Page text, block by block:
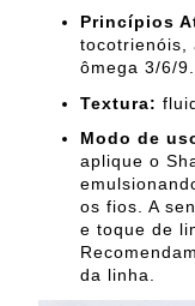
Princípios
tocotrienóis,
ômega 3/6/9.
Textura:
Modo de
aplique o
os fios. A
e toque de
da linha.